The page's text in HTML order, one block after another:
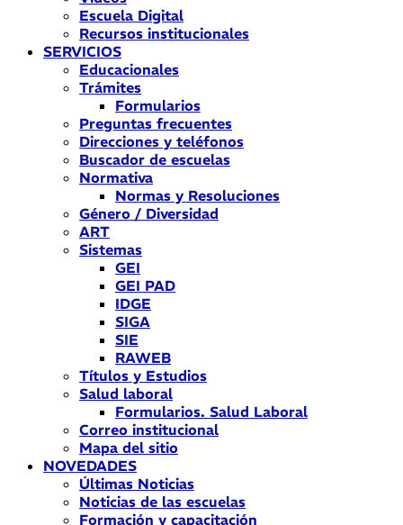
Escuela Digital
Recursos institucionales
SERVICIOS
Educacionales
Trámites
Formularios
Preguntas frecuentes
Direcciones y teléfonos
Buscador de escuelas
Normativa
Normas y Resoluciones
Género / Diversidad
ART
Sistemas
GEI
GEI PAD
IDGE
SIGA
SIE
RAWEB
Títulos y Estudios
Salud laboral
Formularios. Salud Laboral
Correo institucional
Mapa del sitio
NOVEDADES
Últimas Noticias
Noticias de las escuelas
Formación y capacitación